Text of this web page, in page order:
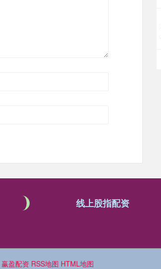
线上股指配资
赢盈配资 RSS地图 HTML地图